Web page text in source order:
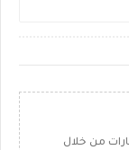
من خلال